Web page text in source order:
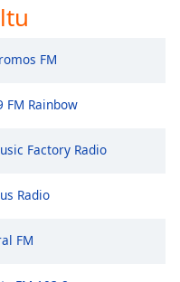
FM
FM Rainbow
Factory Radio
Radio
FM